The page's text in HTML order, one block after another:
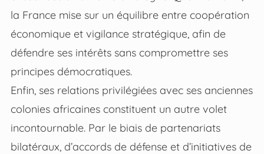
la France mise sur un équilibre entre coopération
économique et vigilance stratégique, afin de
défendre ses intérêts sans compromettre ses
principes démocratiques.
Enfin, ses relations privilégiées avec ses anciennes
colonies africaines constituent un autre volet
incontournable. Par le biais de partenariats
bilatéraux, d’accords de défense et d’initiatives de